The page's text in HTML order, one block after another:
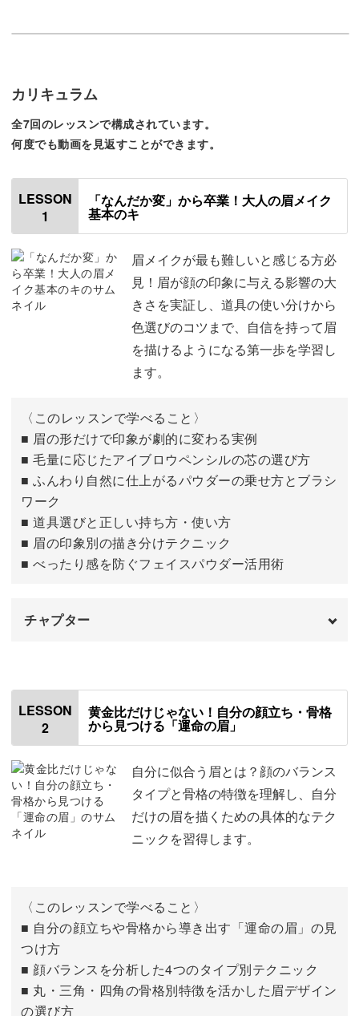
を解説していきます。
「自分はどんな眉かな？」と向き合うことで、自分をより
最後には、もともとの自分の眉の形に関係なく理想のイメ
ージに合わせる方法もご紹介。
「自分はこんな眉だから…」とあきらめることなく、なり
たい自分を目指せますよ◎
スムーズな買い物でメイクも楽しく
ペンシル、パウダー、ブラシと、眉メイクをするための道
具はたくさんあります。
お店で見ていると、どれを使えばいいか迷ってしまいます
よね。
今までなんとなく使っていた方も、「そんな効果があるの
か！」と新しい発見がありますよ。
眉に合ったツールの選び方、正しい使い方を知れば、買い
自信を持って選んだ道具で、毎日のメイクが楽しく進みま
す♪
カリキュラム
全7回のレッスンで構成されています。
何度でも動画を見返すことができます。
LESSON
1
「なんだか変」から卒業！大人の眉メイク
基本のキ
眉メイクが最も難しいと感じる方必
見！眉が顔の印象に与える影響の大
きさを実証し、道具の使い分けから
色選びのコツまで、自信を持って眉
を描けるようになる第一歩を学習し
ます。
〈このレッスンで学べること〉
■ 眉の形だけで印象が劇的に変わる実例
■ 毛量に応じたアイブロウペンシルの芯の選び方
■ ふんわり自然に仕上がるパウダーの乗せ方とブラシ
ワーク
■ 道具選びと正しい持ち方・使い方
■ 眉の印象別の描き分けテクニック
■ べったり感を防ぐフェイスパウダー活用術
チャプター
眉の大切さ
アイブロウペンシルについて
アイブロウパウダーについて 07:42
ブラシとスクリューブラシについて 12:55
眉マスカラについて
フェイスパウダーについて
おわりに
LESSON
2
黄金比だけじゃない！自分の顔立ち・骨格
から見つける「運命の眉」
自分に似合う眉とは？顔のバランス
タイプと骨格の特徴を理解し、自分
だけの眉を描くための具体的なテク
ニックを習得します。
〈このレッスンで学べること〉
■ 自分の顔立ちや骨格から導き出す「運命の眉」の見
つけ方
■ 顔バランスを分析した4つのタイプ別テクニック
■ 丸・三角・四角の骨格別特徴を活かした眉デザイン
の選び方